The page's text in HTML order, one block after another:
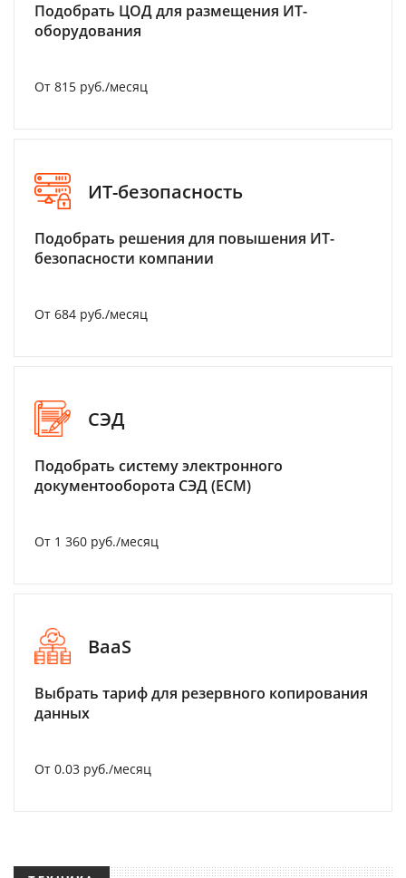
Подобрать ЦОД для размещения ИТ-
оборудования
От 815 руб./месяц
ИТ-безопасность
Подобрать решения для повышения ИТ-
безопасности компании
От 684 руб./месяц
СЭД
Подобрать систему электронного
документооборота СЭД (ECM)
От 1 360 руб./месяц
BaaS
Выбрать тариф для резервного копирования
данных
От 0.03 руб./месяц